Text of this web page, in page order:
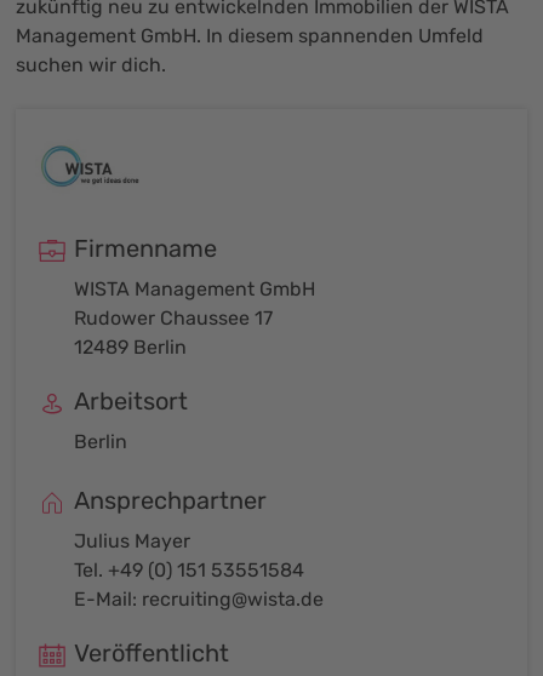
zukünftig neu zu entwickelnden Immobilien der WISTA
Management GmbH. In diesem spannenden Umfeld
suchen wir dich.
Firmenname
WISTA Management GmbH
Rudower Chaussee 17
12489 Berlin
Arbeitsort
Berlin
Ansprechpartner
Julius Mayer
Tel. +49 (0) 151 53551584
E-Mail: recruiting@wista.de
Veröffentlicht